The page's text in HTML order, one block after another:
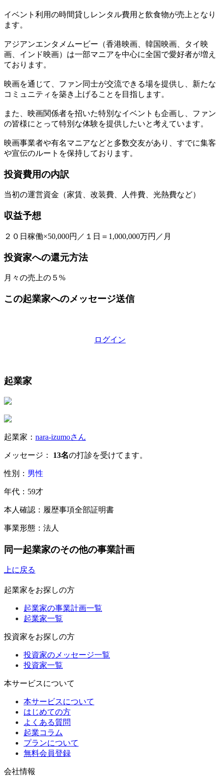
イベント利用の時間貸しレンタル費用と飲食物が売上となり
ます。
アジアンエンタメムービー（香港映画、韓国映画、タイ映
画、インド映画）は一部マニアを中心に全国で愛好者が増え
ております。
映画を通じて、ファン同士が交流できる場を提供し、新たな
コミュニティを築き上げることを目指します。
また、映画関係者を招いた特別なイベントも企画し、ファン
の皆様にとって特別な体験を提供したいと考えています。
映画事業者や有名マニアなどと多数交友があり、すでに集客
や宣伝のルートを保持しております。
投資費用の内訳
当初の運営資金（家賃、改装費、人件費、光熱費など）
収益予想
２０日稼働×50,000円／１日＝1,000,000万円／月
投資家への還元方法
月々の売上の５%
この起業家へのメッセージ送信
ログイン
起業家
起業家： nara-izumoさん
メッセージ： 13名の打診を受けてます。
性別： 男性
年代：59才
本人確認：履歴事項全部証明書
事業形態：法人
同一起業家のその他の事業計画
上に戻る
起業家をお探しの方
起業家の事業計画一覧
起業家一覧
投資家をお探しの方
投資家のメッセージ一覧
投資家一覧
本サービスについて
本サービスについて
はじめての方
よくある質問
起業コラム
プランについて
無料会員登録
会社情報